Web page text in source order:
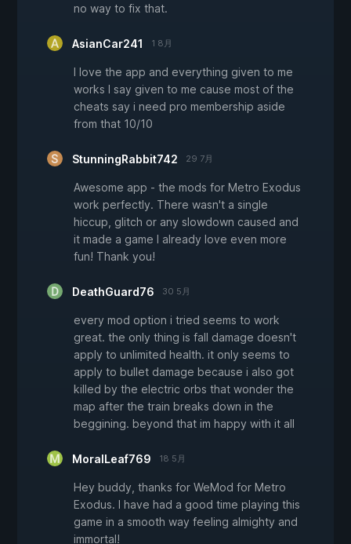
no way to fix that.
AsianCar241 1 8月
I love the app and everything given to me
works I say given to me cause most of the
cheats say i need pro membership aside
from that 10/10
StunningRabbit742 29 7月
Awesome app - the mods for Metro Exodus
work perfectly. There wasn't a single
hiccup, glitch or any slowdown caused and
it made a game I already love even more
fun! Thank you!
DeathGuard76 30 5月
every mod option i tried seems to work
great. the only thing is fall damage doesn't
apply to unlimited health. it only seems to
apply to bullet damage because i also got
killed by the electric orbs that wonder the
map after the train breaks down in the
beggining. beyond that im happy with it all
MoralLeaf769 18 5月
Hey buddy, thanks for WeMod for Metro
Exodus. I have had a good time playing this
game in a smooth way feeling almighty and
immortal!